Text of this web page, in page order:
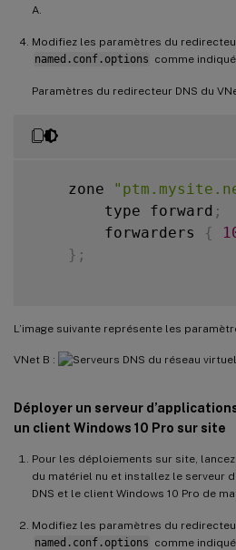
A.
Modifiez les paramètres du
named.conf.options comme
Paramètres du redirecteur DNS du
    zone
        type forward
;
        forwarders
{
} ;
L’image suivante représente les
VNet B :
Déployer un serveur
un client Windows 10 Pro sur site
Pour les déploiements sur site,
du matériel nu et installez le serveur
DNS et le client Windows 10 Pro de
Modifiez les paramètres du
named.conf.options comme